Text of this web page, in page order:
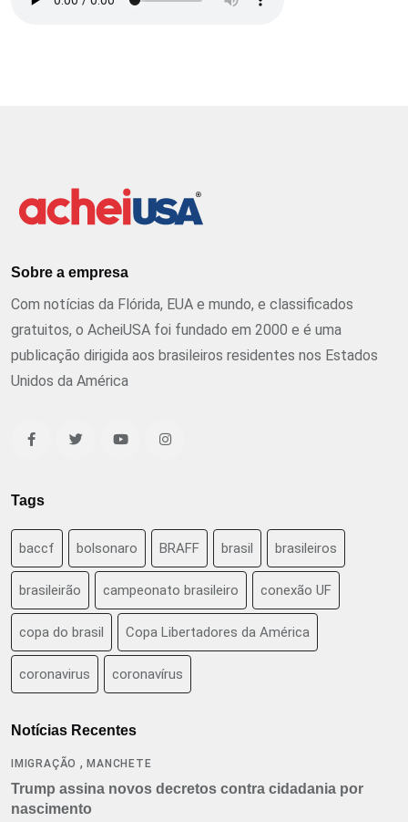
Sobre a empresa
Com notícias da Flórida, EUA e mundo, e classificados
gratuitos, o AcheiUSA foi fundado em 2000 e é uma
publicação dirigida aos brasileiros residentes nos Estados
Unidos da América
Tags
baccf bolsonaro BRAFF brasil brasileiros
brasileirão campeonato brasileiro conexão UF
copa do brasil Copa Libertadores da América
coronavirus coronavírus
Notícias Recentes
IMIGRAÇÃO ,MANCHETE
Trump assina novos decretos contra cidadania por
nascimento